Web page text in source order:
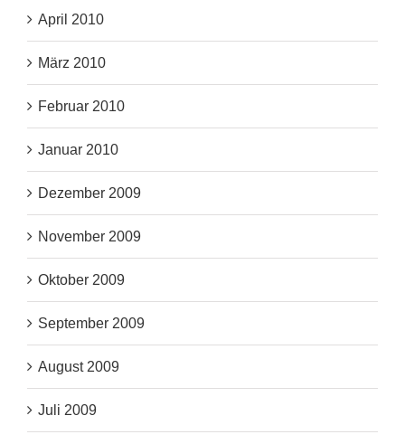
April 2010
März 2010
Februar 2010
Januar 2010
Dezember 2009
November 2009
Oktober 2009
September 2009
August 2009
Juli 2009